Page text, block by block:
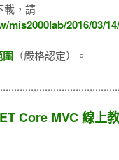
載，請
2016/03/
圍 （嚴格認定）。
Core MVC 線上